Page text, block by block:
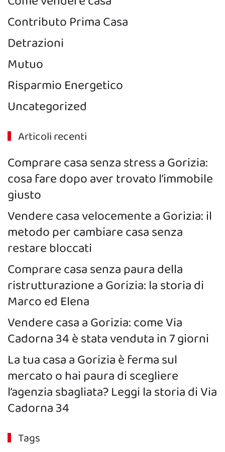
Contributo Prima Casa
Detrazioni
Mutuo
Risparmio Energetico
Uncategorized
Articoli recenti
Comprare casa senza stress a Gorizia:
cosa fare dopo aver trovato l’immobile
giusto
Vendere casa velocemente a Gorizia: il
metodo per cambiare casa senza
restare bloccati
Comprare casa senza paura della
ristrutturazione a Gorizia: la storia di
Marco ed Elena
Vendere casa a Gorizia: come Via
Cadorna 34 è stata venduta in 7 giorni
La tua casa a Gorizia è ferma sul
mercato o hai paura di scegliere
l’agenzia sbagliata? Leggi la storia di Via
Cadorna 34
Tags